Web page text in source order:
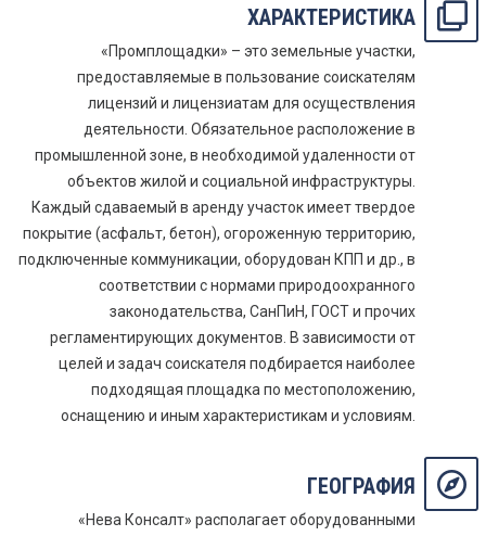
ХАРАКТЕРИСТИКА
«Промплощадки» – это земельные участки,
предоставляемые в пользование соискателям
лицензий и лицензиатам для осуществления
деятельности. Обязательное расположение в
промышленной зоне, в необходимой удаленности от
объектов жилой и социальной инфраструктуры.
Каждый сдаваемый в аренду участок имеет твердое
покрытие (асфальт, бетон), огороженную территорию,
подключенные коммуникации, оборудован КПП и др., в
соответствии с нормами природоохранного
законодательства, СанПиН, ГОСТ и прочих
регламентирующих документов. В зависимости от
целей и задач соискателя подбирается наиболее
подходящая площадка по местоположению,
оснащению и иным характеристикам и условиям.
ГЕОГРАФИЯ
«Нева Консалт» располагает оборудованными